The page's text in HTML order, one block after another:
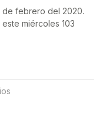
de febrero del 2020.
miércoles 103